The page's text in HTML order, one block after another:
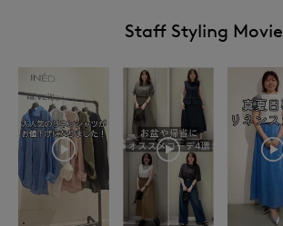
Staff Styling Movie